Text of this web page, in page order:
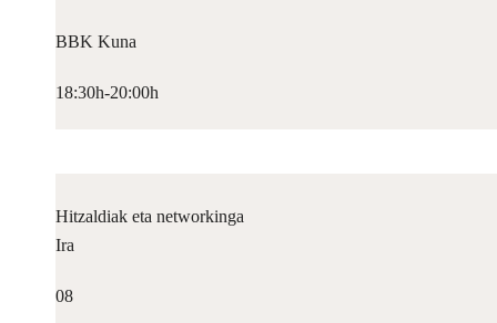
BBK Kuna
18:30h-20:00h
Hitzaldiak eta networkinga
Ira
08